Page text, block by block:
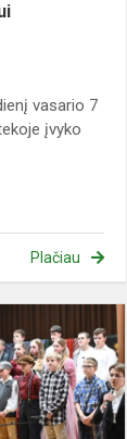
vasario 7
įvyko
Plačiau
–